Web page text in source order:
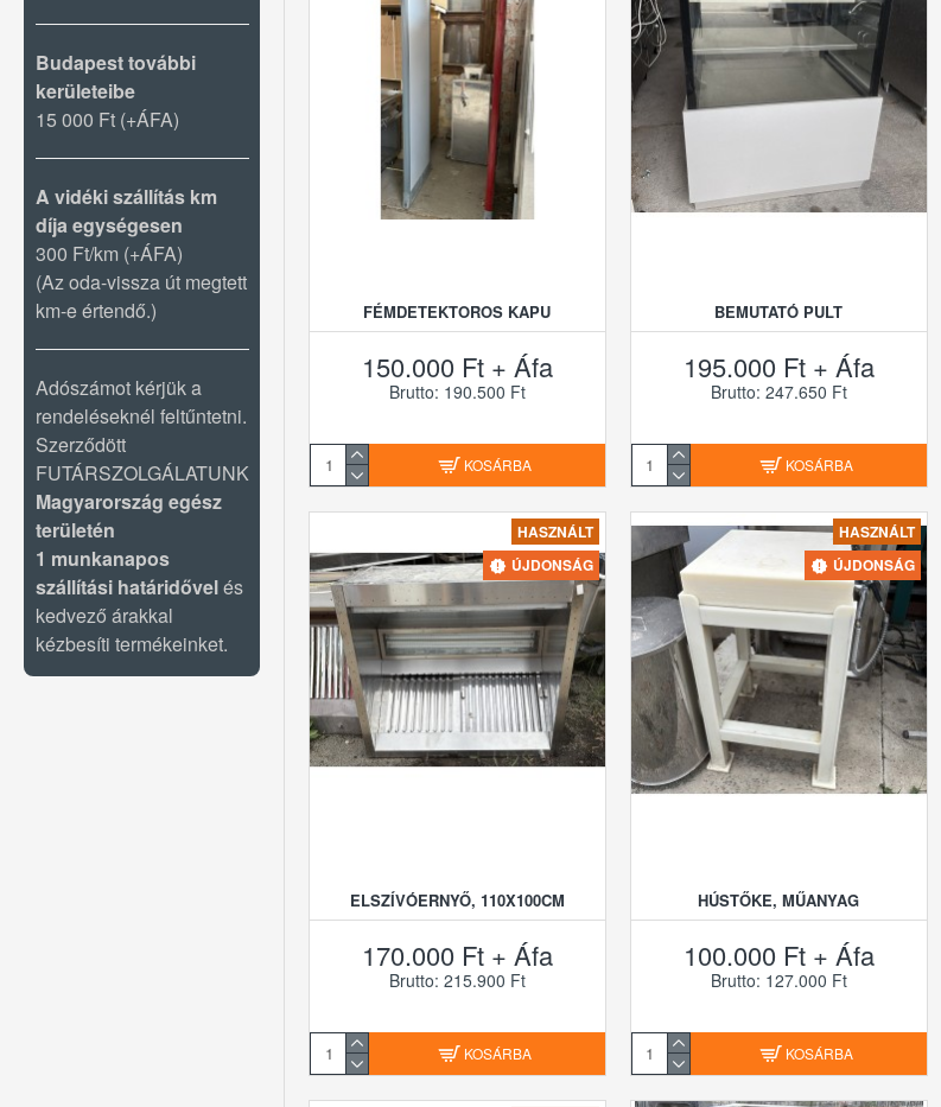
Budapest további
kerületeibe
15 000 Ft (+ÁFA)
A vidéki szállítás km
díja egységesen
300 Ft/km (+ÁFA)
(Az oda-vissza út megtett
km-e értendő.)
Adószámot kérjük a
rendeléseknél feltűntetni.
Szerződött
FUTÁRSZOLGÁLATUNK
Magyarország egész
területén
1 munkanapos
szállítási határidővelés
kedvező árakkal
kézbesíti termékeinket.
FÉMDETEKTOROS KAPU
150.000 Ft + Áfa
Brutto: 190.500 Ft
KOSÁRBA
BEMUTATÓ PULT
195.000 Ft + Áfa
Brutto: 247.650 Ft
KOSÁRBA
HASZNÁLT
ÚJDONSÁG
ELSZÍVÓERNYŐ, 110X100CM
170.000 Ft + Áfa
Brutto: 215.900 Ft
KOSÁRBA
HASZNÁLT
ÚJDONSÁG
HÚSTŐKE, MŰANYAG
100.000 Ft + Áfa
Brutto: 127.000 Ft
KOSÁRBA